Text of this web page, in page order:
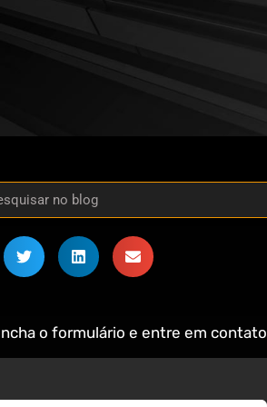
o formulário e entre em contato